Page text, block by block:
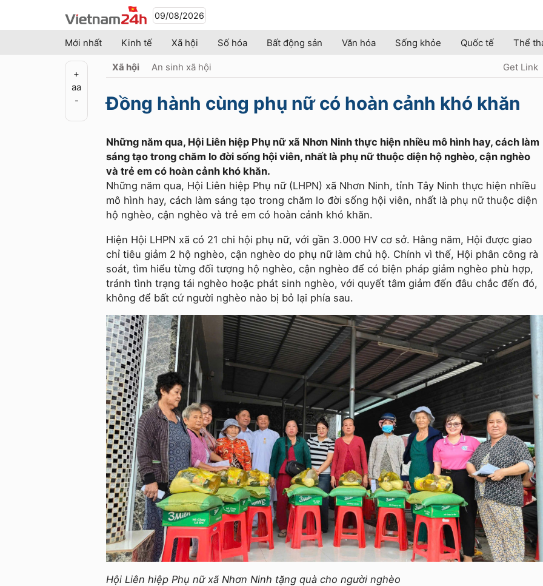
09/08/2026
Mới nhất Kinh tế Xã hội Số hóa Bất động sản Văn hóa Sống khỏe Quốc tế Thể
+
aa
-
Xã hội An sinh xã hội Get Link
Đồng hành cùng phụ nữ có hoàn cảnh khó khăn
Những năm qua, Hội Liên hiệp Phụ nữ xã Nhơn Ninh thực hiện nhiều mô hình hay, cách làm
sáng tạo trong chăm lo đời sống hội viên, nhất là phụ nữ thuộc diện hộ nghèo, cận nghèo
và trẻ em có hoàn cảnh khó khăn.
Những năm qua, Hội Liên hiệp Phụ nữ (LHPN) xã Nhơn Ninh, tỉnh Tây Ninh thực hiện nhiều
mô hình hay, cách làm sáng tạo trong chăm lo đời sống hội viên, nhất là phụ nữ thuộc diện
hộ nghèo, cận nghèo và trẻ em có hoàn cảnh khó khăn.
Hiện Hội LHPN xã có 21 chi hội phụ nữ, với gần 3.000 HV cơ sở. Hằng năm, Hội được giao
chỉ tiêu giảm 2 hộ nghèo, cận nghèo do phụ nữ làm chủ hộ. Chính vì thế, Hội phân công rà
soát, tìm hiểu từng đối tượng hộ nghèo, cận nghèo để có biện pháp giảm nghèo phù hợp,
tránh tình trạng tái nghèo hoặc phát sinh nghèo, với quyết tâm giảm đến đâu chắc đến đó,
không để bất cứ người nghèo nào bị bỏ lại phía sau.
Hội Liên hiệp Phụ nữ xã Nhơn Ninh tặng quà cho người nghèo